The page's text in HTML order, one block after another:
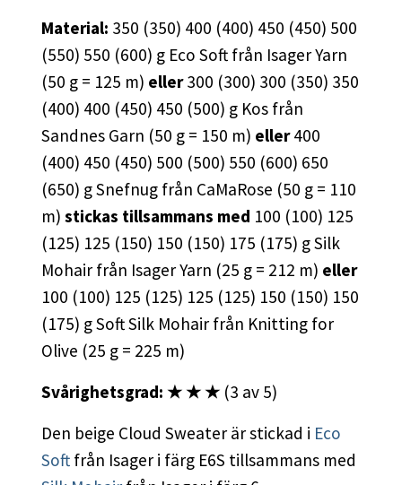
Material: 350 (350) 400 (400) 450 (450) 500
(550) 550 (600) g Eco Soft från Isager Yarn
(50 g = 125 m) eller300 (300) 300 (350) 350
(400) 400 (450) 450 (500) g Kos från
Sandnes Garn (50 g = 150 m) eller400
(400) 450 (450) 500 (500) 550 (600) 650
(650) g Snefnug från CaMaRose (50 g = 110
m) stickas tillsammans med 100 (100) 125
(125) 125 (150) 150 (150) 175 (175) g Silk
Mohair från Isager Yarn (25 g = 212 m) eller
100 (100) 125 (125) 125 (125) 150 (150) 150
(175) g Soft Silk Mohair från Knitting for
Olive (25 g = 225 m)
Svårighetsgrad: ★ ★ ★ (3 av 5)
Den beige Cloud Sweater är stickad i Eco
Soft från Isager i färg E6S tillsammans med